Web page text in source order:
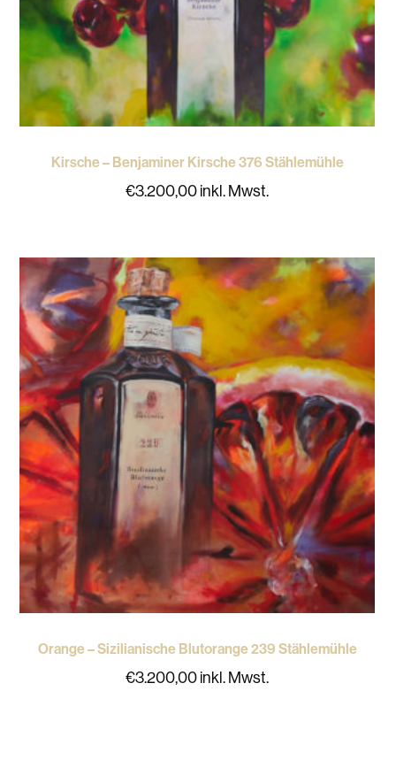
Kirsche – Benjaminer Kirsche 376 Stählemühle
€3.200,00 inkl. Mwst.
Orange – Sizilianische Blutorange 239 Stählemühle
€3.200,00 inkl. Mwst.